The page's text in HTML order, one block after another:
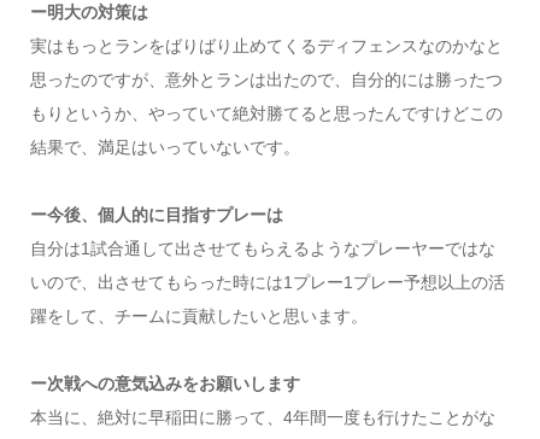
ー明大の対策は
実はもっとランをばりばり止めてくるディフェンスなのかなと
思ったのですが、意外とランは出たので、自分的には勝ったつ
もりというか、やっていて絶対勝てると思ったんですけどこの
結果で、満足はいっていないです。
ー今後、個人的に目指すプレーは
自分は1試合通して出させてもらえるようなプレーヤーではな
いので、出させてもらった時には1プレー1プレー予想以上の活
躍をして、チームに貢献したいと思います。
ー次戦への意気込みをお願いします
本当に、絶対に早稲田に勝って、4年間一度も行けたことがな